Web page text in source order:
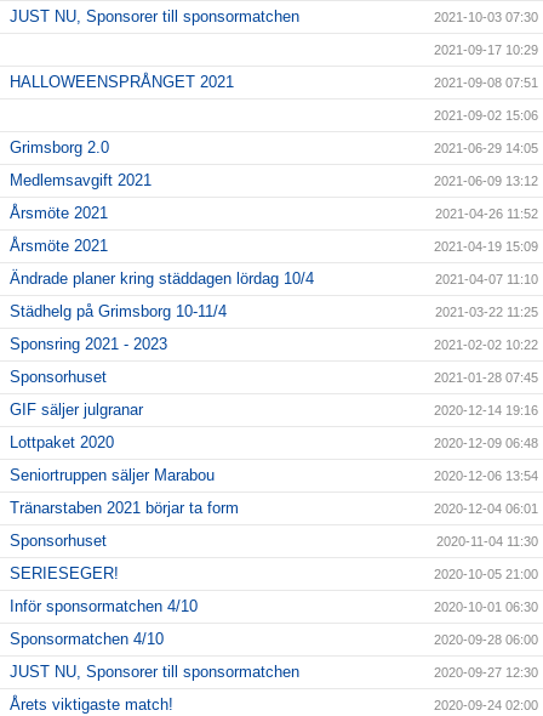
JUST NU, Sponsorer till sponsormatchen 2021-10-03 07:30
2021-09-17 10:29
HALLOWEENSPRÅNGET 2021 2021-09-08 07:51
2021-09-02 15:06
Grimsborg 2.0 2021-06-29 14:05
Medlemsavgift 2021 2021-06-09 13:12
Årsmöte 2021 2021-04-26 11:52
Årsmöte 2021 2021-04-19 15:09
Ändrade planer kring städdagen lördag 10/4 2021-04-07 11:10
Städhelg på Grimsborg 10-11/4 2021-03-22 11:25
Sponsring 2021 - 2023 2021-02-02 10:22
Sponsorhuset 2021-01-28 07:45
GIF säljer julgranar 2020-12-14 19:16
Lottpaket 2020 2020-12-09 06:48
Seniortruppen säljer Marabou 2020-12-06 13:54
Tränarstaben 2021 börjar ta form 2020-12-04 06:01
Sponsorhuset 2020-11-04 11:30
SERIESEGER! 2020-10-05 21:00
Inför sponsormatchen 4/10 2020-10-01 06:30
Sponsormatchen 4/10 2020-09-28 06:00
JUST NU, Sponsorer till sponsormatchen 2020-09-27 12:30
Årets viktigaste match! 2020-09-24 02:00